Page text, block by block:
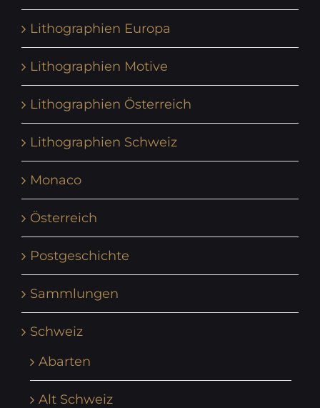
Lithographien Europa
Lithographien Motive
Lithographien Österreich
Lithographien Schweiz
Monaco
Österreich
Postgeschichte
Sammlungen
Schweiz
Abarten
Alt Schweiz